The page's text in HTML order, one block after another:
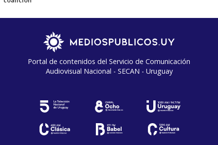
Portal de contenidos del Servicio de Comunicación
Audiovisual Nacional - SECAN - Uruguay